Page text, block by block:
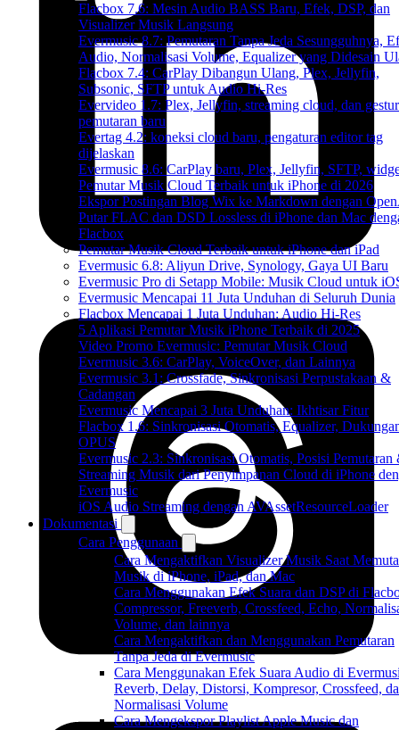
Flacbox 7.6: Mesin Audio BASS Baru, Efek, DSP, dan
Visualizer Musik Langsung
Evermusic 8.7: Pemutaran Tanpa Jeda Sesungguhnya,
Audio, Normalisasi Volume, Equalizer yang Didesain
Flacbox 7.4: CarPlay Dibangun Ulang, Plex, Jellyfin,
Subsonic, SFTP untuk Audio Hi-Res
Evervideo 1.7: Plex, Jellyfin, streaming cloud, dan gestur
pemutaran baru
Evertag 4.2: koneksi cloud baru, pengaturan editor tag
dijelaskan
Evermusic 8.6: CarPlay baru, Plex, Jellyfin, SFTP,
Pemutar Musik Cloud Terbaik untuk iPhone di 2026
Ekspor Postingan Blog Wix ke Markdown dengan
Putar FLAC dan DSD Lossless di iPhone dan Mac
Flacbox
Pemutar Musik Cloud Terbaik untuk iPhone dan iPad
Evermusic 6.8: Aliyun Drive, Synology, Gaya UI Baru
Evermusic Pro di Setapp Mobile: Musik Cloud untuk
Evermusic Mencapai 11 Juta Unduhan di Seluruh Dunia
Flacbox Mencapai 1 Juta Unduhan: Audio Hi-Res
5 Aplikasi Pemutar Musik iPhone Terbaik di 2025
Video Promo Evermusic: Pemutar Musik Cloud
Evermusic 3.6: CarPlay, VoiceOver, dan Lainnya
Evermusic 3.1: Crossfade, Sinkronisasi Perpustakaan &
Cadangan
Evermusic Mencapai 3 Juta Unduhan: Ikhtisar Fitur
Flacbox 1.6: Sinkronisasi Otomatis, Equalizer,
OPUS
Evermusic 2.3: Sinkronisasi Otomatis, Posisi Pemutaran
Streaming Musik dari Penyimpanan Cloud di iPhone
Evermusic
iOS Audio Streaming dengan AVAssetResourceLoader
Dokumentasi
Cara Penggunaan
Cara Mengaktifkan Visualizer Musik Saat
Musik di iPhone, iPad, dan Mac
Cara Menggunakan Efek Suara dan DSP di
Compressor, Freeverb, Crossfeed, Echo,
Volume, dan lainnya
Cara Mengaktifkan dan Menggunakan Pemutaran
Tanpa Jeda di Evermusic
Cara Menggunakan Efek Suara Audio di
Reverb, Delay, Distorsi, Kompresor, Crossfeed,
Normalisasi Volume
Cara Mengekspor Playlist Apple Music dan